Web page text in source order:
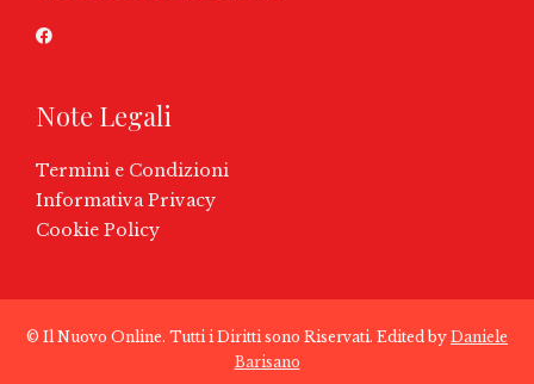
Note Legali
Termini e Condizioni
Informativa Privacy
Cookie Policy
© Il Nuovo Online. Tutti i Diritti sono Riservati. Edited by Daniele
Barisano